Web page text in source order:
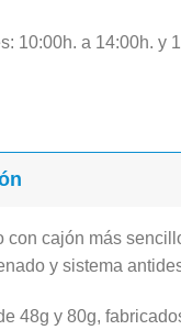
10:00h. a 14:00h. y
con cajón más
y sistema
48g y 80g,